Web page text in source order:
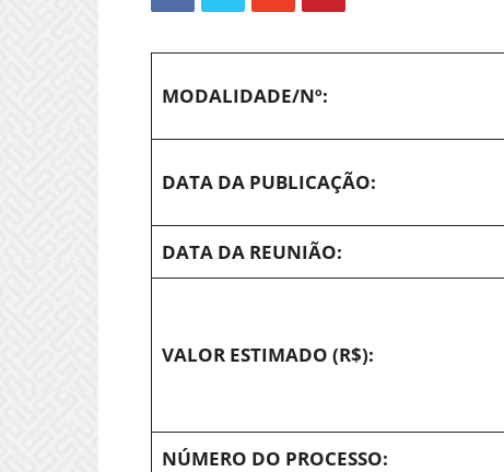
MODALIDADE/Nº:
DATA DA PUBLICAÇÃO:
DATA DA REUNIÃO:
VALOR ESTIMADO (R$):
NÚMERO DO PROCESSO: